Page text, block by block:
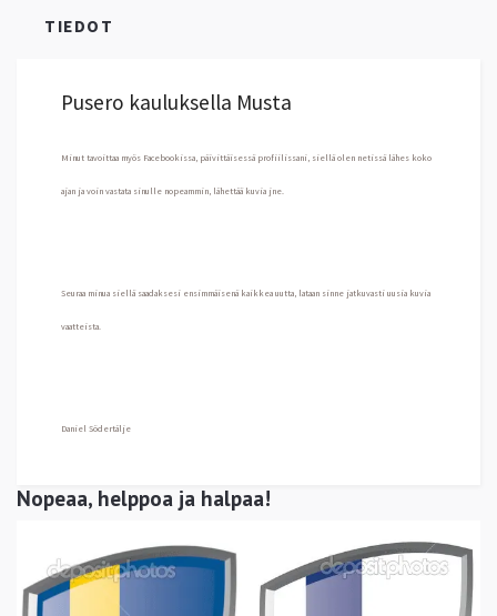
Nopeaa, helppoa ja halpaa!
TIEDOT
Pusero kauluksella Musta
Minut tavoittaa myös Facebookissa, päivittäisessä profiilissani, siellä olen netissä lähes koko
ajan ja voin vastata sinulle nopeammin, lähettää kuvia jne.
Seuraa minua siellä saadaksesi ensimmäisenä kaikkea uutta, lataan sinne jatkuvasti uusia kuvia
vaatteista.
Daniel Södertälje